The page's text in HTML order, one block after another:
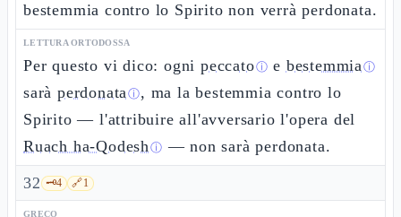
bestemmia contro lo Spirito non verrà perdonata.
LETTURA ORTODOSSA
Per questo vi dico: ognipeccatoⓘ e bestemmiaⓘ
sarà perdonataⓘ, ma la bestemmia contro lo
Spirito — l'attribuire all'avversario l'opera del
Ruach ha-Qodeshⓘ — non sarà perdonata.
32 🗝️4 🔗1
GRECO